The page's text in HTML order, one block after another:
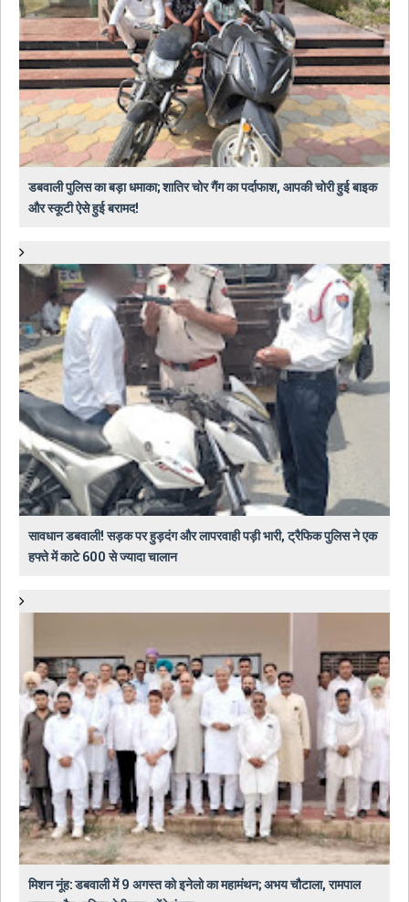
डबवाली पुलिस का बड़ा धमाका; शातिर चोर गैंग का पर्दाफाश, आपकी चोरी हुई बाइक
और स्कूटी ऐसे हुई बरामद!
सावधान डबवाली! सड़क पर हुड़दंग और लापरवाही पड़ी भारी, ट्रैफिक पुलिस ने एक
हफ्ते में काटे 600 से ज्यादा चालान
मिशन नूंह: डबवाली में 9 अगस्त को इनेलो का महामंथन; अभय चौटाला, रामपाल